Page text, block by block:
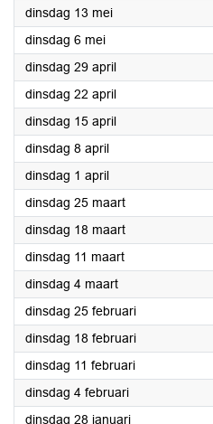
dinsdag 13 mei2025
dinsdag 6 mei2025
dinsdag 29 april2025
dinsdag 22 april2025
dinsdag 15 april2025
dinsdag 8 april2025
dinsdag 1 april2025
dinsdag 25 maart2025
dinsdag 18 maart2025
dinsdag 11 maart2025
dinsdag 4 maart2025
dinsdag 25 februari2025
dinsdag 18 februari2025
dinsdag 11 februari2025
dinsdag 4 februari2025
dinsdag 28 januari2025